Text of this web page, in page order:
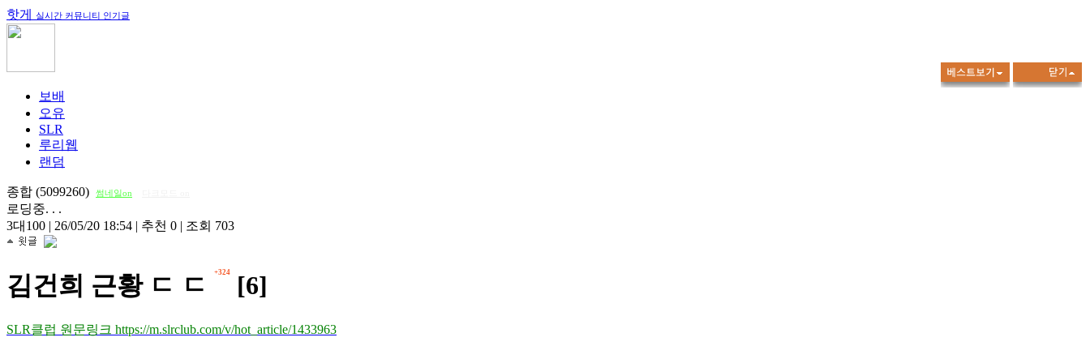
핫게 실시간 커뮤니티 인기글
보배
오유
SLR
루리웹
랜덤
종합 (5099260) 썸네일on
로딩중. . .
3대100 | 26/05/20 18:54 | 추천 0 | 조회 703
김건희 근황 ㄷ ㄷ +324 [6]
SLR클럽 원문링크 https://m.slrclub.com/v/hot_article/1433963